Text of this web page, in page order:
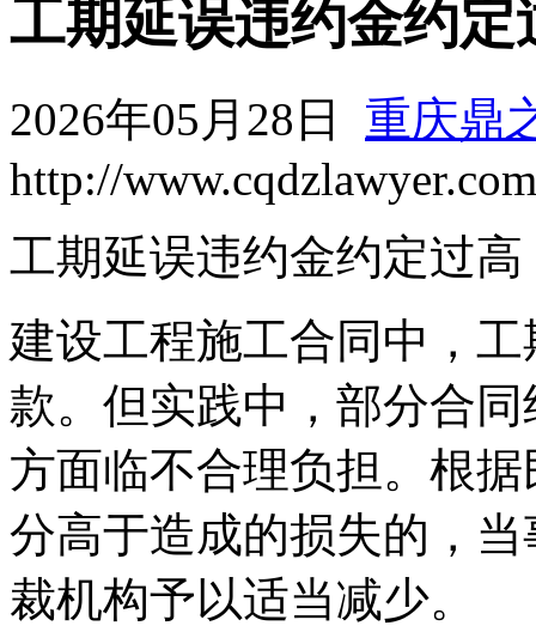
工期延误违约金约
2026年05月28日 重庆鼎
http://www.cqdzlawyer.com
工期延误违约金约定过
建设工程施工合同中，
款。但实践中，部分合
方面临不合理负担。根
分高于造成的损失的，
裁机构予以适当减少。